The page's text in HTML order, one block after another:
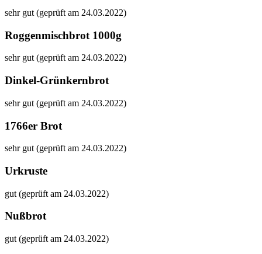
sehr gut (geprüft am 24.03.2022)
Roggenmischbrot 1000g
sehr gut (geprüft am 24.03.2022)
Dinkel-Grünkernbrot
sehr gut (geprüft am 24.03.2022)
1766er Brot
sehr gut (geprüft am 24.03.2022)
Urkruste
gut (geprüft am 24.03.2022)
Nußbrot
gut (geprüft am 24.03.2022)